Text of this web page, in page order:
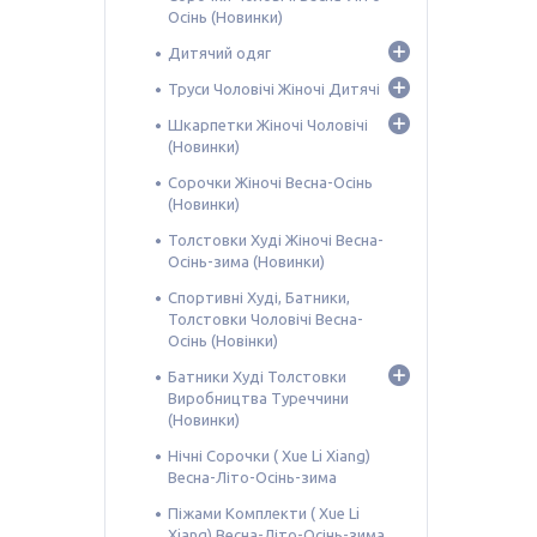
Осінь (Новинки)
Дитячий одяг
Труси Чоловічі Жіночі Дитячі
Шкарпетки Жіночі Чоловічі
(Новинки)
Сорочки Жіночі Весна-Осінь
(Новинки)
Толстовки Худі Жіночі Весна-
Осінь-зима (Новинки)
Спортивні Худі, Батники,
Толстовки Чоловічі Весна-
Осінь (Новінки)
Батники Худі Толстовки
Виробництва Туреччини
(Новинки)
Нічні Сорочки ( Xue Li Xiang)
Весна-Літо-Осінь-зима
Піжами Комплекти ( Xue Li